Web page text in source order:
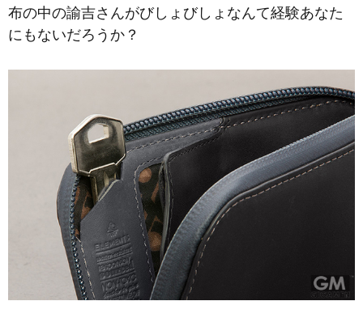
布の中の諭吉さんがびしょびしょなんて経験あなた
にもないだろうか？